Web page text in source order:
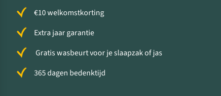
€10 welkomstkorting
Extra jaar garantie
Gratis wasbeurt voor je slaapzak of jas
365 dagen bedenktijd